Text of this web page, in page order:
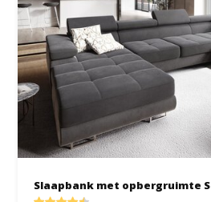
Slaapbank met opbergruimte